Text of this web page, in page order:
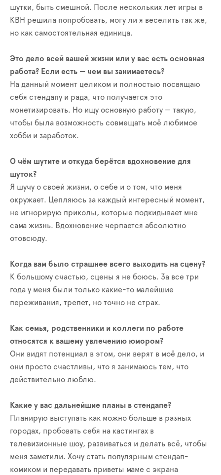
шутки, быть смешной. После нескольких лет игры в
КВН решила попробовать, могу ли я веселить так же,
но как самостоятельная единица.
Это дело всей вашей жизни или у вас есть основная
работа? Если есть — чем вы занимаетесь?
На данный момент целиком и полностью посвящаю
себя стендапу и рада, что получается это
монетизировать. Но ищу основную работу — такую,
чтобы была возможность совмещать моё любимое
хобби и заработок.
О чём шутите и откуда берётся вдохновение для
шуток?
Я шучу о своей жизни, о себе и о том, что меня
окружает. Цепляюсь за каждый интересный момент,
не игнорирую приколы, которые подкидывает мне
сама жизнь. Вдохновение черпается абсолютно
отовсюду.
Когда вам было страшнее всего выходить на сцену?
К большому счастью, сцены я не боюсь. За все три
года у меня были только какие-то малейшие
переживания, трепет, но точно не страх.
Как семья, родственники и коллеги по работе
относятся к вашему увлечению юмором?
Они видят потенциал в этом, они верят в моё дело, и
они просто счастливы, что я занимаюсь тем, что
действительно люблю.
Какие у вас дальнейшие планы в стендапе?
Планирую выступать как можно больше в разных
городах, пробовать себя на кастингах в
телевизионные шоу, развиваться и делать всё, чтобы
меня заметили. Хочу стать популярным стендап-
комиком и передавать приветы маме с экрана